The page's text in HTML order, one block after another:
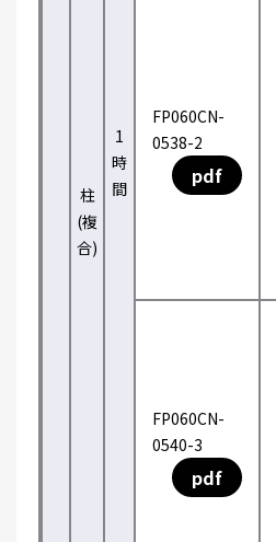
柱
(複
合)
1
時
間
FP060CN-
0538-2
pdf
FP060CN-
0540-3
pdf